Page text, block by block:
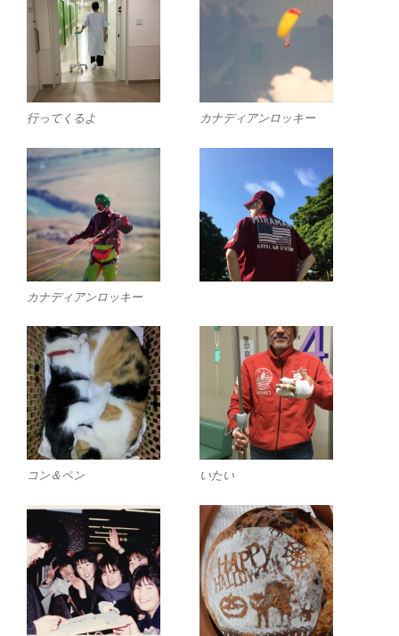
行ってくるよ カナディアンロッキー
カナディアンロッキー
コン＆ペン いたい